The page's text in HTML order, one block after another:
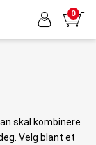
0
skal kombinere
Velg blant et